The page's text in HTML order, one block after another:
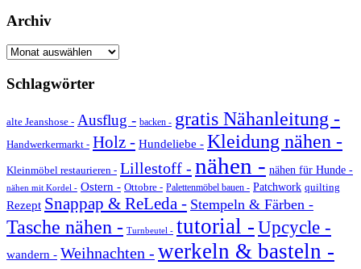
Archiv
Archiv
Schlagwörter
alte Jeanshose - Ausflug - backen - gratis Nähanleitung -
Handwerkermarkt - Holz - Hundeliebe - Kleidung nähen -
Kleinmöbel restaurieren - Lillestoff - nähen - nähen für Hunde -
nähen mit Kordel - Ostern - Ottobre - Palettenmöbel bauen - Patchwork quilting
Rezept Snappap & ReLeda - Stempeln & Färben -
Tasche nähen - Turnbeutel - tutorial -Upcycle -
wandern - Weihnachten - werkeln & basteln -